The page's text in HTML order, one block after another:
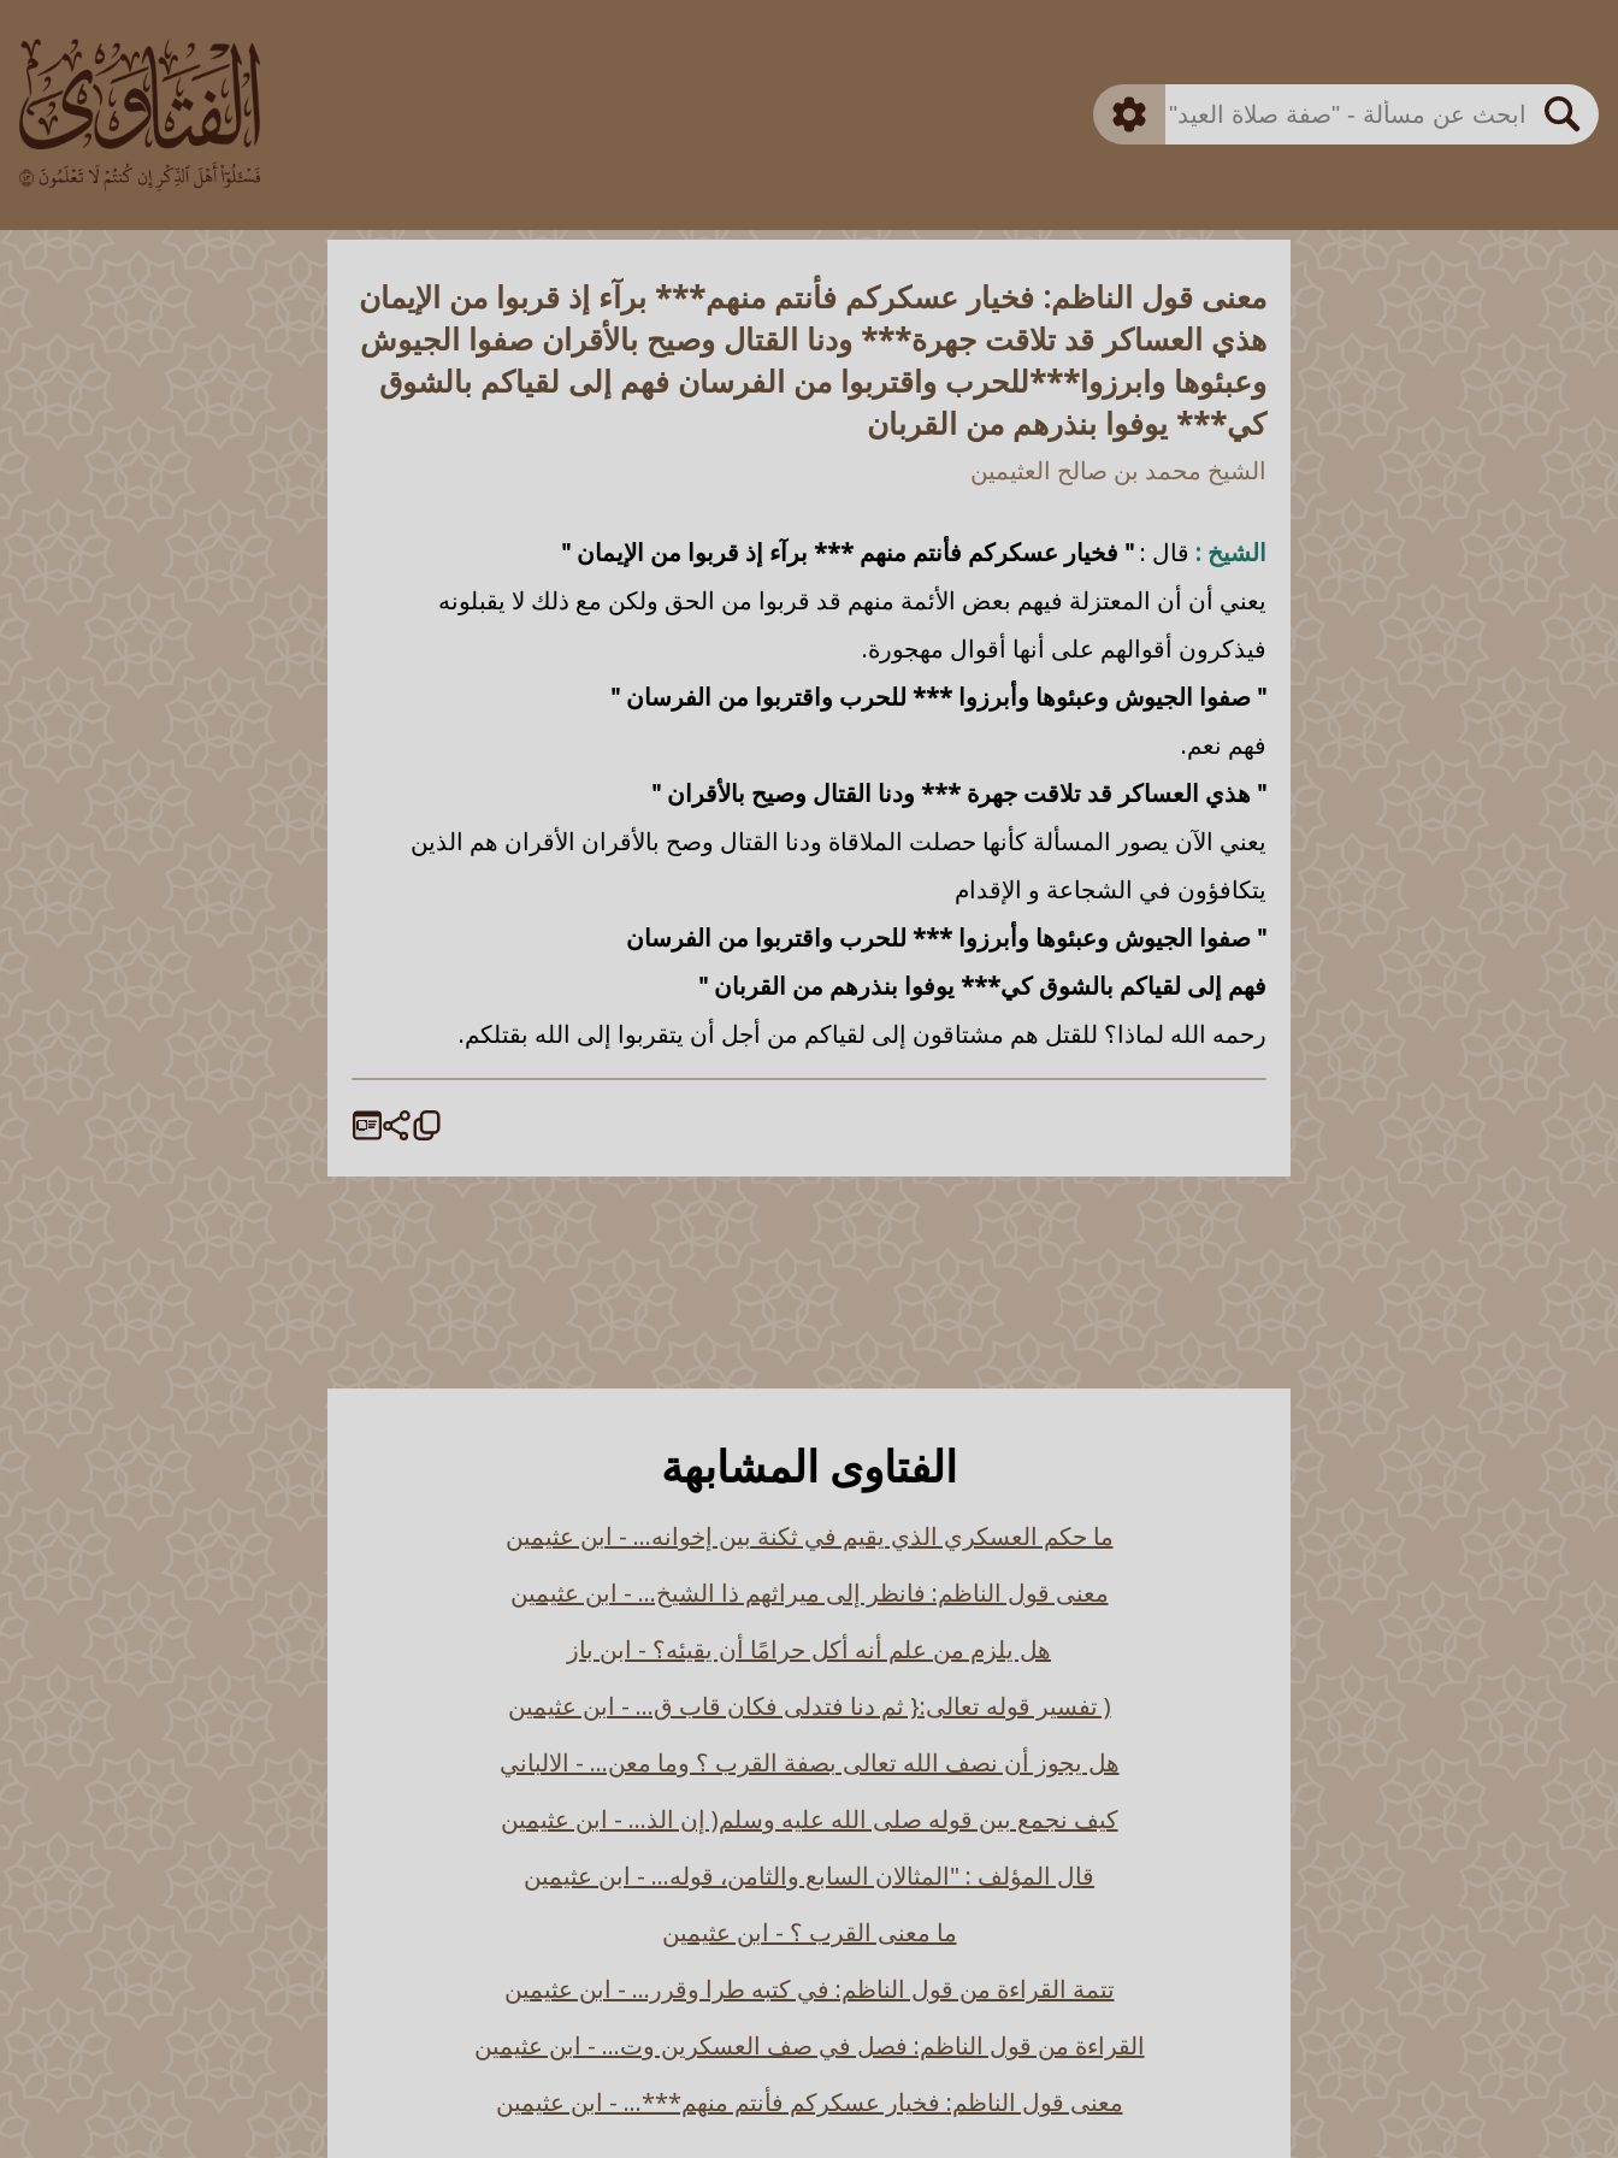
بحث
اللجنة الدائمة
متقدم
معنى قول الناظم: فخيار عسكركم فأنتم منهم*** برآء إذ قربوا من الإيمان
هذي العساكر قد تلاقت جهرة*** ودنا القتال وصيح بالأقران صفوا الجيوش
وعبئوها وابرزوا***للحرب واقتربوا من الفرسان فهم إلى لقياكم بالشوق
كي*** يوفوا بنذرهم من القربان
الشيخ محمد بن صالح العثيمين
الشيخ : قال : " فخيار عسكركم فأنتم منهم *** برآء إذ قربوا من الإيمان "
يعني أن أن المعتزلة فيهم بعض الأئمة منهم قد قربوا من الحق ولكن مع ذلك لا يقبلونه
فيذكرون أقوالهم على أنها أقوال مهجورة.
" صفوا الجيوش وعبئوها وأبرزوا *** للحرب واقتربوا من الفرسان "
فهم نعم.
" هذي العساكر قد تلاقت جهرة *** ودنا القتال وصيح بالأقران "
يعني الآن يصور المسألة كأنها حصلت الملاقاة ودنا القتال وصح بالأقران الأقران هم الذين
يتكافؤون في الشجاعة و الإقدام
" صفوا الجيوش وعبئوها وأبرزوا *** للحرب واقتربوا من الفرسان
فهم إلى لقياكم بالشوق كي*** يوفوا بنذرهم من القربان "
رحمه الله لماذا؟ للقتل هم مشتاقون إلى لقياكم من أجل أن يتقربوا إلى الله بقتلكم.
الفتاوى المشابهة
ما حكم العسكري الذي يقيم في ثكنة بين إخوانه... - ابن عثيمين
معنى قول الناظم: فانظر إلى ميراثهم ذا الشيخ... - ابن عثيمين
هل يلزم من علم أنه أكل حرامًا أن يقيئه؟ - ابن باز
( تفسير قوله تعالى:{ ثم دنا فتدلى فكان قاب ق... - ابن عثيمين
هل يجوز أن نصف الله تعالى بصفة القرب ؟ وما معن... - الالباني
كيف نجمع بين قوله صلى الله عليه وسلم( إن الذ... - ابن عثيمين
قال المؤلف : "المثالان السابع والثامن، قوله... - ابن عثيمين
ما معنى القرب ؟ - ابن عثيمين
تتمة القراءة من قول الناظم: في كتبه طرا وقرر... - ابن عثيمين
القراءة من قول الناظم: فصل في صف العسكرين وت... - ابن عثيمين
معنى قول الناظم: فخيار عسكركم فأنتم منهم***... - ابن عثيمين